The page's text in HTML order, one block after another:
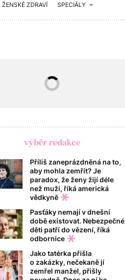
ŽENSKÉ ZDRAVÍ SPECIÁLY
výběr redakce
Příliš zaneprázdněná na to,
aby mohla zemřít? Je
paradox, že ženy žijí déle
než muži, říká americká
vědkyně
Pasťáky nemají v dnešní
době existovat. Nebezpečné
děti patří do vězení, říká
odbornice
Jako tatérka přišla
o zakázky, nečekaně jí
zemřel manžel, přišly